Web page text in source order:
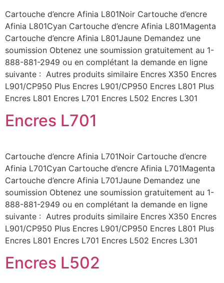
Cartouche d’encre Afinia L801Noir Cartouche d’encre
Afinia L801Cyan Cartouche d’encre Afinia L801Magenta
Cartouche d’encre Afinia L801Jaune Demandez une
soumission Obtenez une soumission gratuitement au 1-
888-881-2949 ou en complétant la demande en ligne
suivante : Autres produits similaire Encres X350 Encres
L901/CP950 Plus Encres L901/CP950 Encres L801 Plus
Encres L801 Encres L701 Encres L502 Encres L301
Encres L701
Cartouche d’encre Afinia L701Noir Cartouche d’encre
Afinia L701Cyan Cartouche d’encre Afinia L701Magenta
Cartouche d’encre Afinia L701Jaune Demandez une
soumission Obtenez une soumission gratuitement au 1-
888-881-2949 ou en complétant la demande en ligne
suivante : Autres produits similaire Encres X350 Encres
L901/CP950 Plus Encres L901/CP950 Encres L801 Plus
Encres L801 Encres L701 Encres L502 Encres L301
Encres L502